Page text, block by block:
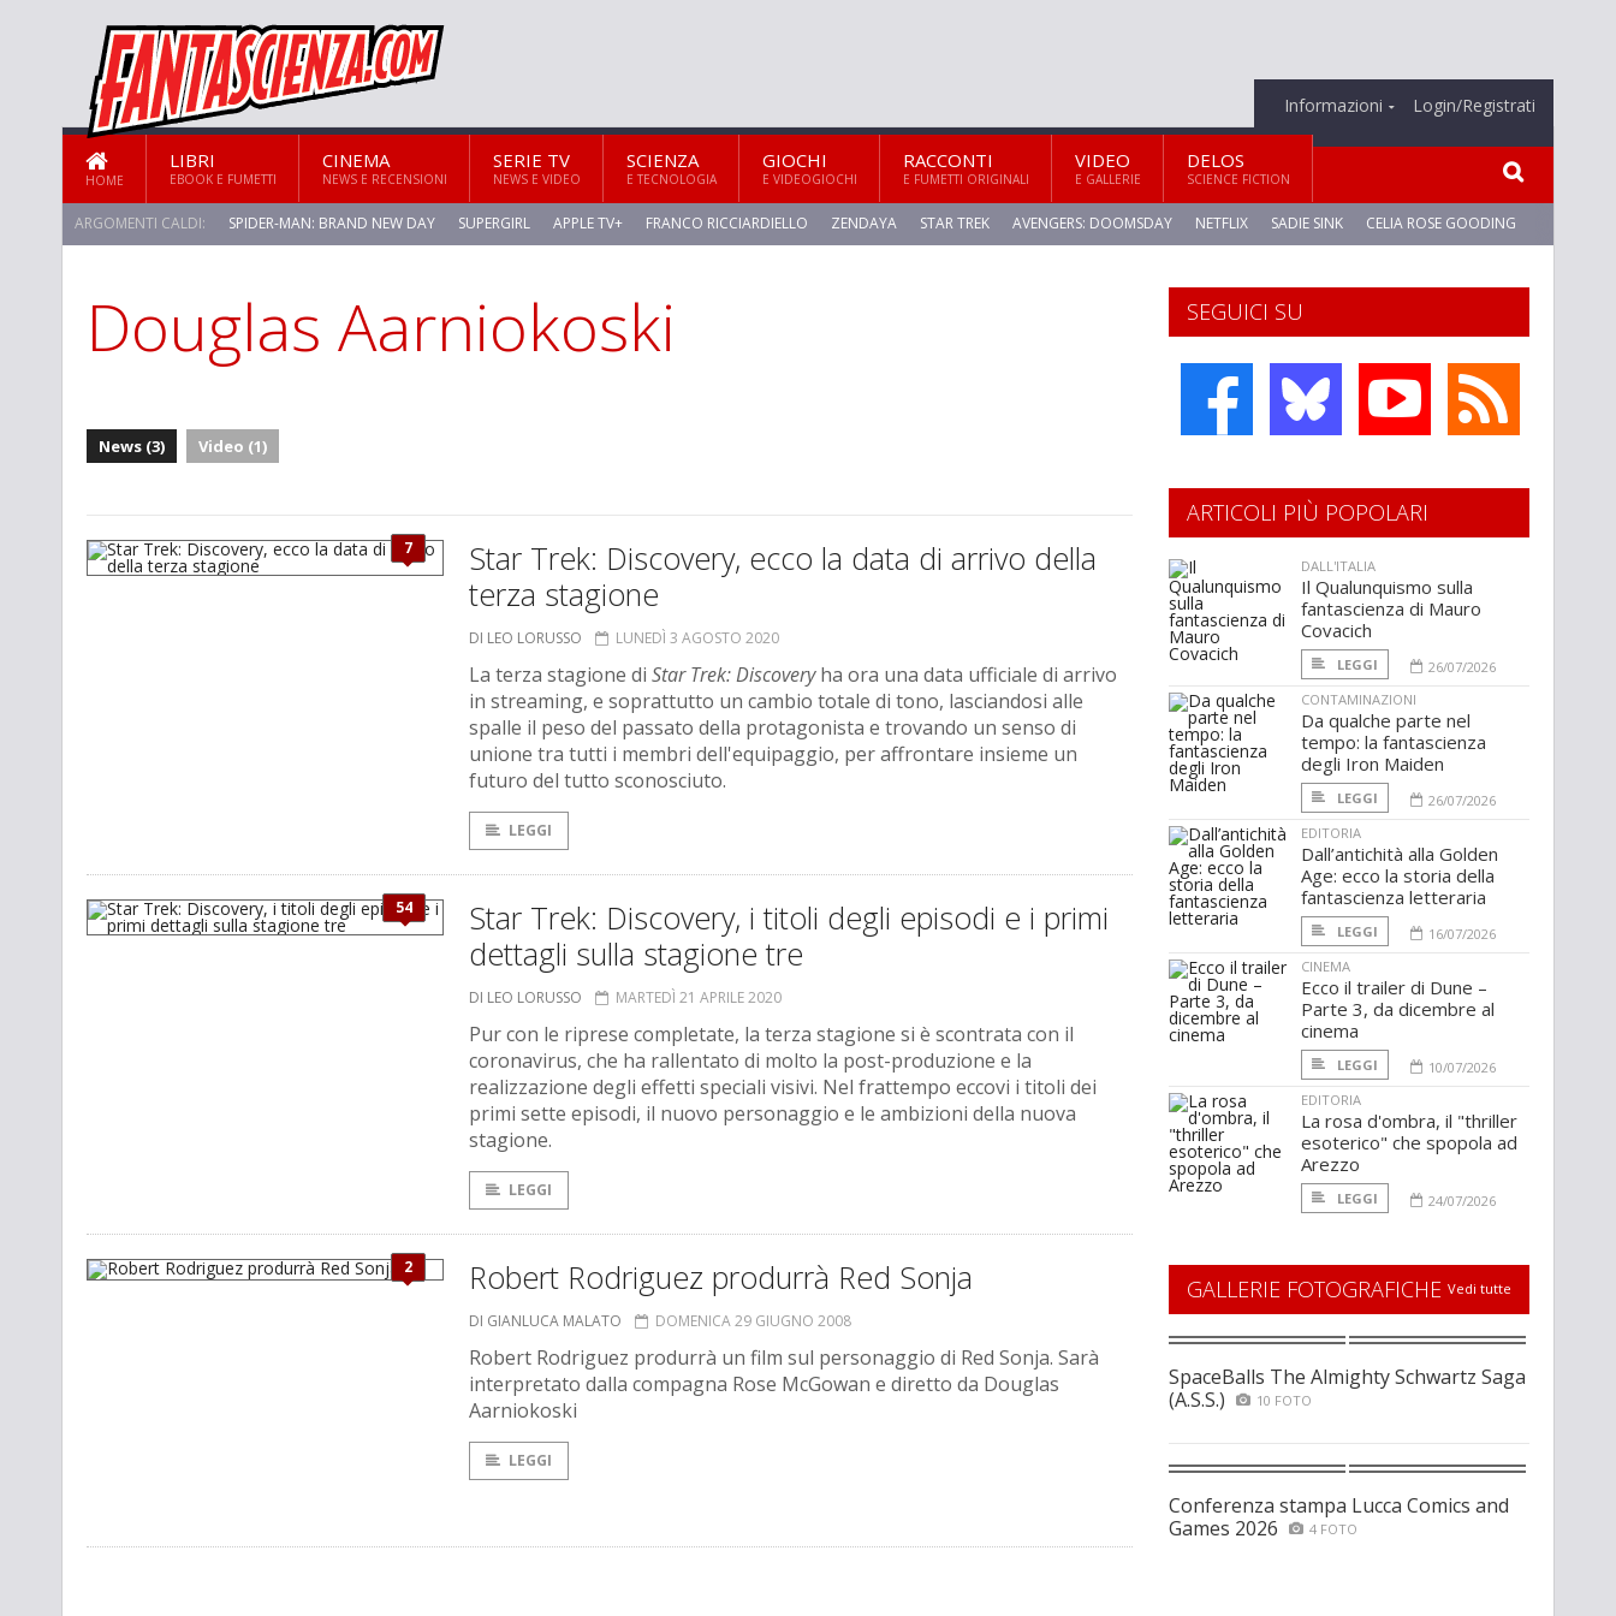
Informazioni Login/Registrati
HOME
LIBRI
EBOOK E FUMETTI
CINEMA
NEWS E RECENSIONI
SERIE TV
NEWS E VIDEO
SCIENZA
E TECNOLOGIA
GIOCHI
E VIDEOGIOCHI
RACCONTI
E FUMETTI ORIGINALI
VIDEO
E GALLERIE
DELOS
SCIENCE FICTION
ARGOMENTI CALDI: SPIDER-MAN: BRAND NEW DAY SUPERGIRL APPLE TV+ FRANCO RICCIARDIELLO ZENDAYA STAR TREK AVENGERS: DOOMSDAY NETFLIX SADIE SINK CELIA ROSE GOODING
Douglas Aarniokoski
News (3) Video (1)
7
Star Trek: Discovery, ecco la data di arrivo della
terza stagione
DI LEO LORUSSO LUNEDÌ 3 AGOSTO 2020
La terza stagione di Star Trek: Discoveryha ora una data ufficiale di arrivo
in streaming, e soprattutto un cambio totale di tono, lasciandosi alle
spalle il peso del passato della protagonista e trovando un senso di
unione tra tutti i membri dell'equipaggio, per affrontare insieme un
futuro del tutto sconosciuto.
LEGGI
54
Star Trek: Discovery, i titoli degli episodi e i primi
dettagli sulla stagione tre
DI LEO LORUSSO MARTEDÌ 21 APRILE 2020
Pur con le riprese completate, la terza stagione si è scontrata con il
coronavirus, che ha rallentato di molto la post-produzione e la
realizzazione degli effetti speciali visivi. Nel frattempo eccovi i titoli dei
primi sette episodi, il nuovo personaggio e le ambizioni della nuova
stagione.
LEGGI
2 Robert Rodriguez produrrà Red Sonja
DI GIANLUCA MALATO DOMENICA 29 GIUGNO 2008
Robert Rodriguez produrrà un film sul personaggio di Red Sonja. Sarà
interpretato dalla compagna Rose McGowan e diretto da Douglas
Aarniokoski
LEGGI
SEGUICI SU
ARTICOLI PIÙ POPOLARI
DALL'ITALIA
Il Qualunquismo sulla
fantascienza di Mauro
Covacich
LEGGI
26/07/2026
CONTAMINAZIONI
Da qualche parte nel
tempo: la fantascienza
degli Iron Maiden
LEGGI
26/07/2026
EDITORIA
Dall’antichità alla Golden
Age: ecco la storia della
fantascienza letteraria
LEGGI
16/07/2026
CINEMA
Ecco il trailer di Dune –
Parte 3, da dicembre al
cinema
LEGGI
10/07/2026
EDITORIA
La rosa d'ombra, il "thriller
esoterico" che spopola ad
Arezzo
LEGGI 24/07/2026
GALLERIE FOTOGRAFICHE Vedi tutte
SpaceBalls The Almighty Schwartz Saga
(A.S.S.)
10 FOTO
Conferenza stampa Lucca Comics and
Games 2026
4 FOTO